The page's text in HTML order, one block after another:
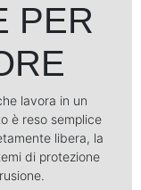
PER
lavora in un
è reso semplice
libera, la
di protezione